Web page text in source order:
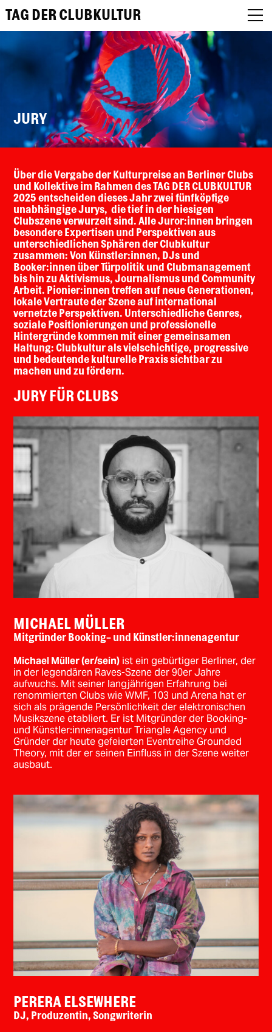
About
Programm
Festival Recap
Award Jury
DE
EN
TAG DER CLUBKULTUR
JURY
Über die Vergabe der Kulturpreise an Berliner Clubs
und Kollektive im Rahmen des TAG DER CLUBKULTUR
2025 entscheiden dieses Jahr zwei fünfköpfige
unabhängige Jurys, die tief in der hiesigen
Clubszene verwurzelt sind. Alle Juror:innen bringen
besondere Expertisen und Perspektiven aus
unterschiedlichen Sphären der Clubkultur
zusammen: Von Künstler:innen, DJs und
Booker:innen über Türpolitik und Clubmanagement
bis hin zu Aktivismus, Journalismus und Community
Arbeit. Pionier:innen treffen auf neue Generationen,
lokale Vertraute der Szene auf international
vernetzte Perspektiven. Unterschiedliche Genres,
soziale Positionierungen und professionelle
Hintergründe kommen mit einer gemeinsamen
Haltung: Clubkultur als vielschichtige, progressive
und bedeutende kulturelle Praxis sichtbar zu
machen und zu fördern.
JURY FÜR CLUBS
MICHAEL MÜLLER
Mitgründer Booking- und Künstler:innenagentur
Michael Müller (er/sein) ist ein gebürtiger Berliner, der
in der legendären Raves-Szene der 90er Jahre
aufwuchs. Mit seiner langjährigen Erfahrung bei
renommierten Clubs wie WMF, 103 und Arena hat er
sich als prägende Persönlichkeit der elektronischen
Musikszene etabliert. Er ist Mitgründer der Booking-
und Künstler:innenagentur Triangle Agency und
Gründer der heute gefeierten Eventreihe Grounded
Theory, mit der er seinen Einfluss in der Szene weiter
ausbaut.
PERERA ELSEWHERE
DJ, Produzentin, Songwriterin